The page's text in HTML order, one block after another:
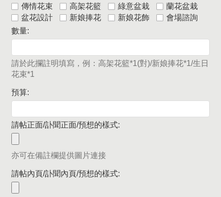
傳情花束
高架花籃 綠意盆栽
蘭花盆栽
盆花設計
新娘捧花 新娘花飾
會場諮詢
數量:
請於此攔註明填寫，例：高架花籃*1(對)/新娘捧花*1/生日
花束*1
預算:
請帖正面/訃聞正面/預想的樣式:
亦可在備註欄提供圖片連接
請帖內頁/訃聞內頁/預想的樣式: